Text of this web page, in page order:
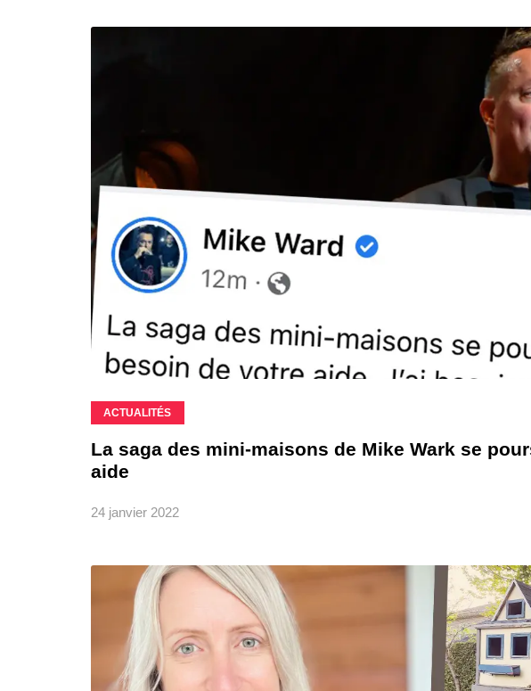
ACTUALITÉS
La saga des mini-maisons de Mike Wark se
aide
24 janvier 2022